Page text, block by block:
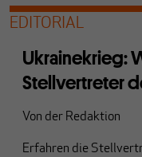
EDITORIAL
Ukrainekrieg:
Stellvertreter
Von der Redaktion
Erfahren die